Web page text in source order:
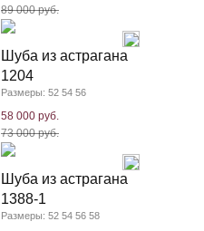
89 000 руб.
Шуба из астрагана
1204
Размеры: 52 54 56
58 000 руб.
73 000 руб.
Шуба из астрагана
1388-1
Размеры: 52 54 56 58